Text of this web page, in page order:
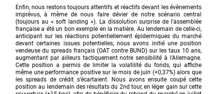
Enfin, nous restons toujours attentifs et réactifs devant les évènements
imprévus, à même de nous faire dévier de notre scénario central
(toujours au « soft landing »). La dissolution surprise de l’assemblée
française a été un bon exemple en la matière. Au lendemain de celle-ci,
anticipant sur les réactions potentiellement épidermiques du marché
devant certaines issues potentielles, nous avons initié une position
vendeuse du spreads français (OAT contre BUND) sur les taux 10 ans,
augmentant par ailleurs tactiquement notre sensibilité à l’Allemagne.
Cette position a permis de limiter la volatilité du fonds, qui affiche
même une performance positive sur le mois de juin (+0,37%) alors que
les spreads de crédit s’écartaient. Nous avons ensuite coupé cette
position au lendemain des résultats du 2nd tour, en léger gain sur cette